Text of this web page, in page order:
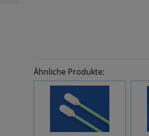
Ähnliche Produkte: